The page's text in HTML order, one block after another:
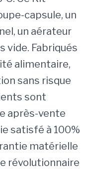
capsule, un
un aérateur
vide. Fabriqués
alimentaire,
sans risque
sont
après-vente
satisfé à 100%
matérielle
révolutionnaire